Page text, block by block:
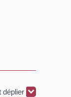
déplier